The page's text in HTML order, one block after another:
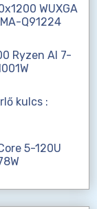
WUXGA
Q91224
Ryzen AI 7-
kulcs :
5-120U